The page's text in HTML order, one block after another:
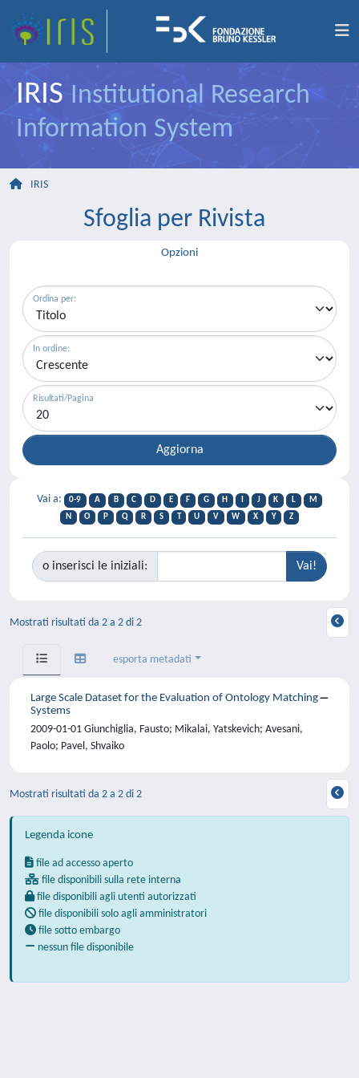
IRIS Institutional Research
Information System
IRIS
Sfoglia per Rivista
Opzioni
Ordina per:
In ordine:
Risultati/Pagina
Vai a: 0-9 A B C D E F G H J K L
M
N
O P Q R S T U V W X Y Z
o inserisci le iniziali:
Mostrati risultati da 2 a 2 di 2
esporta metadati
Large Scale Dataset for the Evaluation of Ontology Matching
Systems
2009-01-01 Giunchiglia, Fausto; Mikalai, Yatskevich; Avesani,
Paolo; Pavel, Shvaiko
Mostrati risultati da 2 a 2 di 2
Legenda icone
file ad accesso aperto
file disponibili sulla rete interna
file disponibili agli utenti autorizzati
file disponibili solo agli amministratori
file sotto embargo
nessun file disponibile